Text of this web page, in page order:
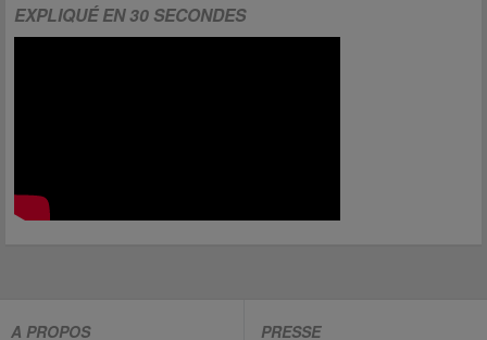
EXPLIQUÉ EN 30 SECONDES
A PROPOS PRESSE